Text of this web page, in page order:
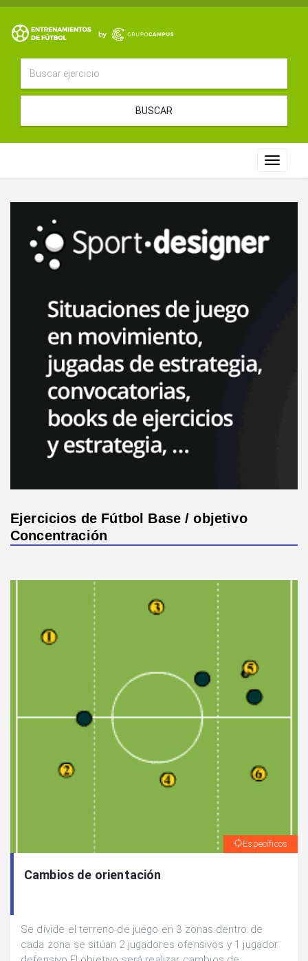
BUSCAR
Toggle
Ejercicios de Fútbol Base / objetivo
Concentración
Específicos
Cambios de orientación
Se divide el terreno de juego en 3 zonas.dentro de
cada zona se sitúan 2 jugadores ofensivos y 1 jugador